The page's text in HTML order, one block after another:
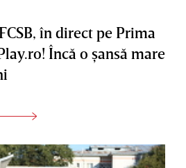
în direct pe Prima
Încă o şansă mare